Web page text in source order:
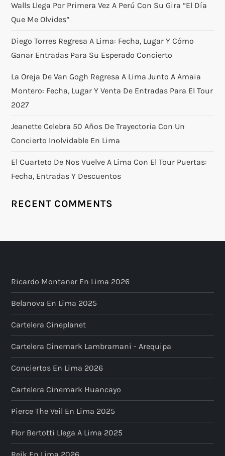
Walls Llega Por Primera Vez A Perú Con Su Gira “El Día
Que Me Olvides”
Diego Torres Regresa A Lima: Fecha, Lugar Y Cómo
Ganar Entradas Para Su Esperado Concierto
La Oreja De Van Gogh Regresa A Lima Junto A Amaia
Montero: Fecha, Lugar Y Venta De Entradas Para El Tour
2027
Jeanette Celebra 50 Años De Trayectoria Con Un
Concierto Inolvidable En Lima
El Cuarteto De Nos Vuelve A Lima Con El Tour Puertas:
Fecha, Entradas Y Descuentos
RECENT COMMENTS
Ricardo Montaner En Lima 2026
Belanova En Lima 2025
Cartelera Cineplanet
Cartelera Cinemark Lambramani - Arequipa
Conciertos En Lima 2026
Cartelera Cinemark Huancayo
Pierce The Veil En Lima 2025
Flor Bertotti Llega A Lima 2025